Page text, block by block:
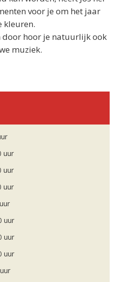
voor je om het jaar
kleuren.
hoor je natuurlijk ook
muziek.
uur
uur
uur
uur
uur
uur